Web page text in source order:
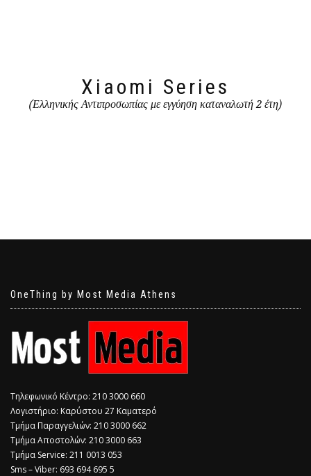
Xiaomi Series
(Ελληνικής Αντιπροσωπίας με εγγύηση καταναλωτή 2 έτη)
OneThing by Most Media Athens
Τηλεφωνικό Κέντρο: 210 3000 660
Λογιστήριο: Καρύστου 27 Καματερό
Τμήμα Παραγγελιών: 210 3000 662
Τμήμα Αποστολών: 210 3000 663
Τμήμα Service: 211 0013 053
Sms – Viber: 693 694 695 5